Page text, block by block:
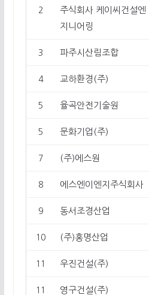
2
주식회사 케이씨건설엔
지니어링
3 파주시산림조합
4 교하환경(주)
5 율곡안전기술원
5 문화기업(주)
7 (주)에스원
8 에스엔이엔지주식회사
9 동서조경산업
10 (주)홍명산업
11 우진건설(주)
11 영구건설(주)